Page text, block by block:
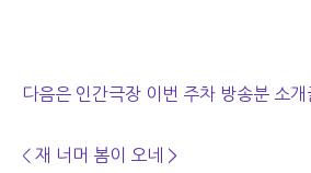
다음은 인간극장 이번 주차 방송분 소개
< 재 너머 봄이 오네 >